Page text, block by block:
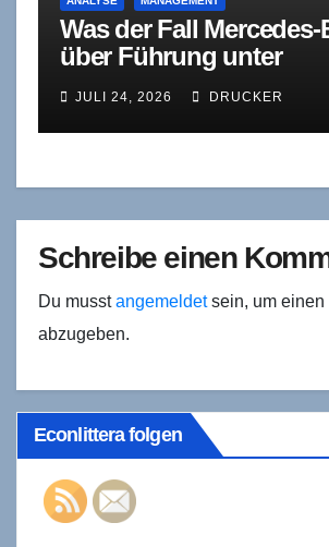
Was der Fall Mercedes-
über Führung unter
JULI 24, 2026 DRUCKER
Schreibe einen
Du musstangemeldetsein, um einen
abzugeben.
Econlittera folgen